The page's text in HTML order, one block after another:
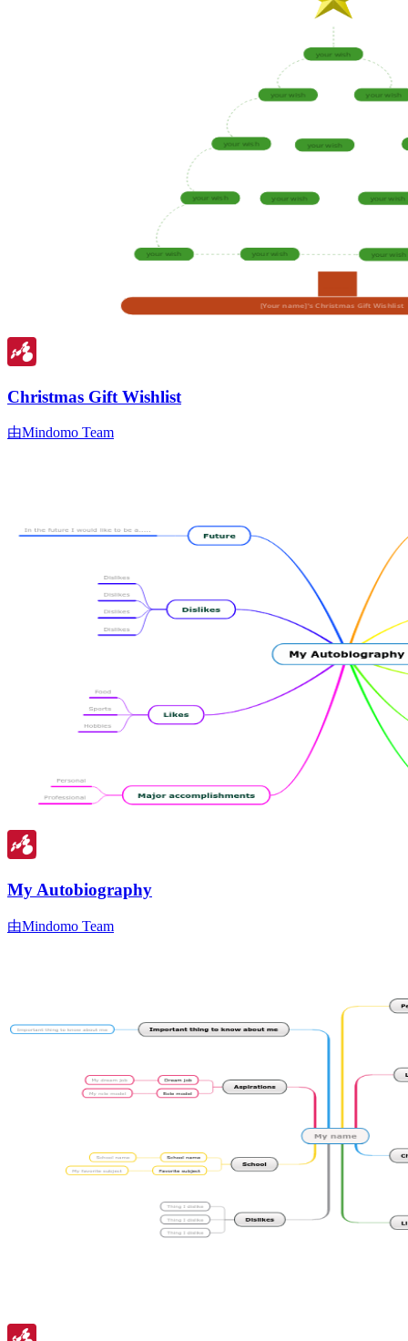
Christmas Gift Wishlist
由Mindomo Team
My Autobiography
由Mindomo Team